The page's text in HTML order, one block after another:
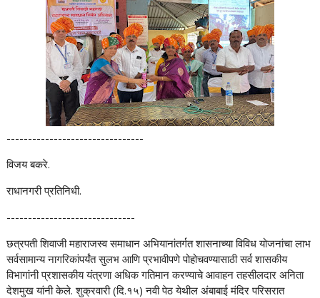
--------------------------------
विजय बकरे.
राधानगरी प्रतिनिधी.
------------------------------
छत्रपती शिवाजी महाराजस्व समाधान अभियानांतर्गत शासनाच्या विविध योजनांचा लाभ
सर्वसामान्य नागरिकांपर्यंत सुलभ आणि प्रभावीपणे पोहोचवण्यासाठी सर्व शासकीय
विभागांनी प्रशासकीय यंत्रणा अधिक गतिमान करण्याचे आवाहन तहसीलदार अनिता
देशमुख यांनी केले. शुक्रवारी (दि.१५) नवी पेठ येथील अंबाबाई मंदिर परिसरात